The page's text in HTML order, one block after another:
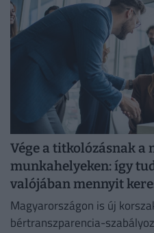
Vége a titkolózásnak a
munkahelyeken: így
valójában mennyit
Magyarországon is új
bértranszparencia-